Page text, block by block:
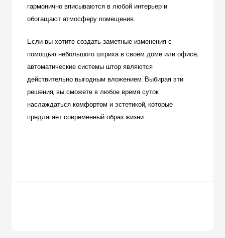
гармонично вписываются в любой интерьер и
обогащают атмосферу помещения.
Если вы хотите создать заметные изменения с
помощью небольшого штриха в своём доме или офисе,
автоматические системы штор являются
действительно выгодным вложением. Выбирая эти
решения, вы сможете в любое время суток
наслаждаться комфортом и эстетикой, которые
предлагает современный образ жизни.